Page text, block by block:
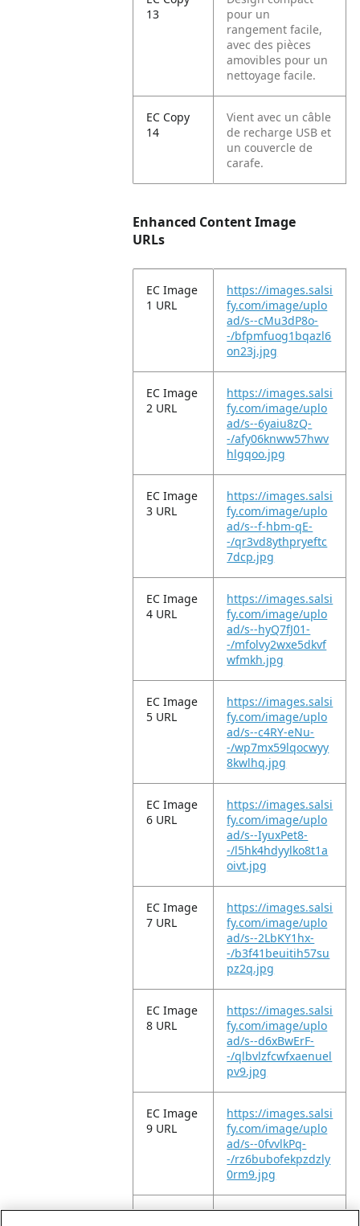
13
pour un
rangement facile,
avec des pièces
amovibles pour un
nettoyage facile.
EC Copy
14
Vient avec un câble
de recharge USB et
un couvercle de
carafe.
Enhanced Content Image
URLs
EC Image
1 URL
https://images.salsi
fy.com/image/uplo
ad/s--cMu3dP8o-
-/bfpmfuog1bqazl6
on23j.jpg
EC Image
2 URL
https://images.salsi
fy.com/image/uplo
ad/s--6yaiu8zQ-
-/afy06knww57hwv
hlgqoo.jpg
EC Image
3 URL
https://images.salsi
fy.com/image/uplo
ad/s--f-hbm-qE-
-/qr3vd8ythpryeftc
7dcp.jpg
EC Image
4 URL
https://images.salsi
fy.com/image/uplo
ad/s--hyQ7fJ01-
-/mfolvy2wxe5dkvf
wfmkh.jpg
EC Image
5 URL
https://images.salsi
fy.com/image/uplo
ad/s--c4RY-eNu-
-/wp7mx59lqocwyy
8kwlhq.jpg
EC Image
6 URL
https://images.salsi
fy.com/image/uplo
ad/s--IyuxPet8-
-/l5hk4hdyylko8t1a
oivt.jpg
EC Image
7 URL
https://images.salsi
fy.com/image/uplo
ad/s--2LbKY1hx-
-/b3f41beuitih57su
pz2q.jpg
EC Image
8 URL
https://images.salsi
fy.com/image/uplo
ad/s--d6xBwErF-
-/qlbvlzfcwfxaenuel
pv9.jpg
EC Image
9 URL
https://images.salsi
fy.com/image/uplo
ad/s--0fvvlkPq-
-/rz6bubofekpzdzly
0rm9.jpg
EC Image
https://images.salsi